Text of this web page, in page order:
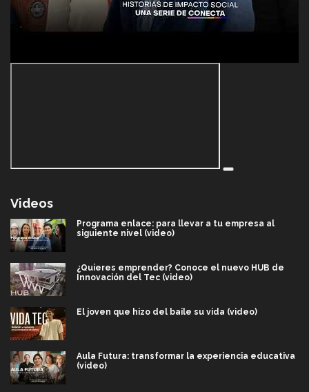
Videos
Programa enlace: para llevar a tu empresa al
siguiente nivel (video)
¿Quieres emprender? Conoce el nuevo HUB de
Innovación del Tec (video)
El joven que hizo del baile su vida (video)
Aula Futura: transformar la experiencia educativa
(video)